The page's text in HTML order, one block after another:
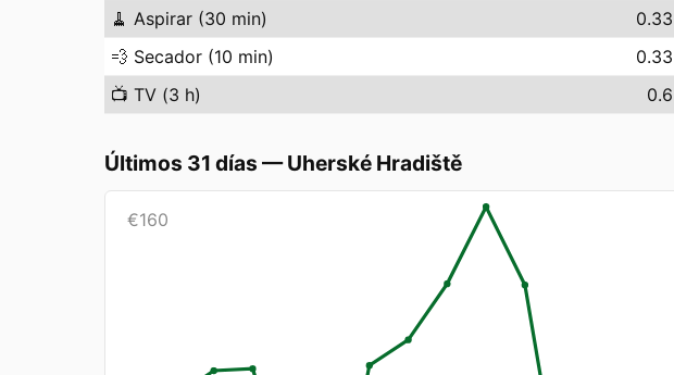
🧹 Aspirar (30 min) 0.33
💨 Secador (10 min) 0.33
📺 TV (3 h) 0.6
Últimos 31 días —Uherské Hradiště
€160